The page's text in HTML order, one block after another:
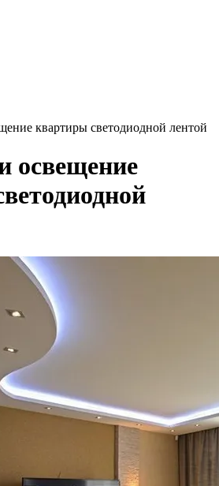
квартиры светодиодной лентой
освещение